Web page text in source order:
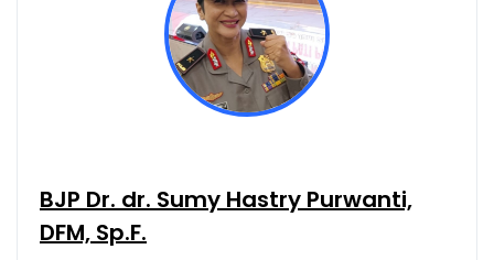
BJP Dr. dr. Sumy Hastry Purwanti,
DFM, Sp.F.